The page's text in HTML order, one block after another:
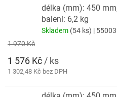
délka (mm): 450
balení: 6,2 kg
Skladem (54 ks) |
1 970 Kč
1 576 Kč / ks
1 302,48 Kč bez DPH